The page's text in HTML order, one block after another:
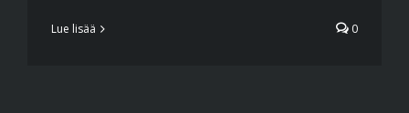
Lue lisää 0